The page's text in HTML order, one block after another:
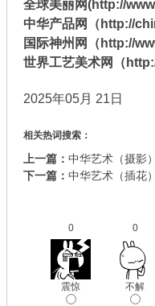
全球美丽网(http://
中华产品网（http://
国际神州网（
世界工艺美术网（
2025年05月 21日
相关热词搜索：
上一篇： 中华艺术（摄影
下一篇： 中华艺术（插花
0
震惊
0
不解